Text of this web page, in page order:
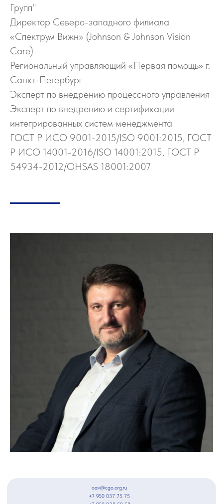
Групп"
Директор Северо-западного филиала
«Спектрум Вижн» (Johnson & Johnson Vision
Care)
Региональный управляющий «Первая помощь» г.
Санкт-Петербург
Эксперт по внедрению процессного управления
Эксперт по внедрению и сертификации
интегрированных систем менеджмента
ГОСТ Р ИСО 9001-2015/ISO 9001:2015, ГОСТ
Р ИСО 14001-2016/ISO 14001:2015, ГОСТ Р
54934-2012/OHSAS 18001:2007